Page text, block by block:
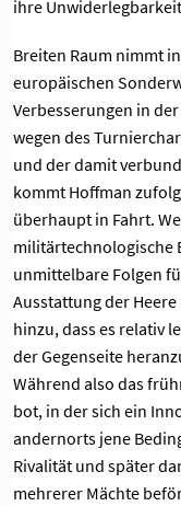
ihre
Breiten Raum nimmt
europäischen
Verbesserungen in
wegen des
und der damit
kommt Hoffman
überhaupt in Fahrt.
militärtechnologische
unmittelbare Folgen
Ausstattung der
hinzu, dass es relativ
der Gegenseite
Während also das
bot, in der sich ein
andernorts jene
Rivalität und später
mehrerer Mächte